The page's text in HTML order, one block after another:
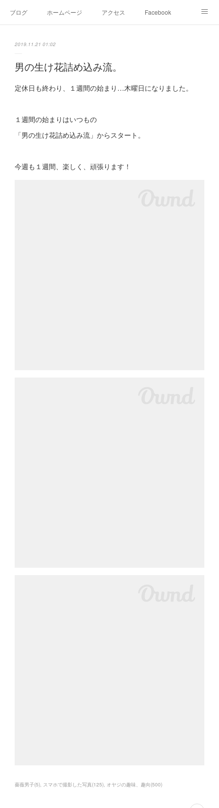
ブログ ホームページ アクセス Facebook
2019.11.21 01:02
男の生け花詰め込み流。
定休日も終わり、１週間の始まり…木曜日になりました。
１週間の始まりはいつもの
「男の生け花詰め込み流」からスタート。
今週も１週間、楽しく、頑張ります！
薔薇男子(5) スマホで撮影した写真(125) オヤジの趣味、趣向(500)